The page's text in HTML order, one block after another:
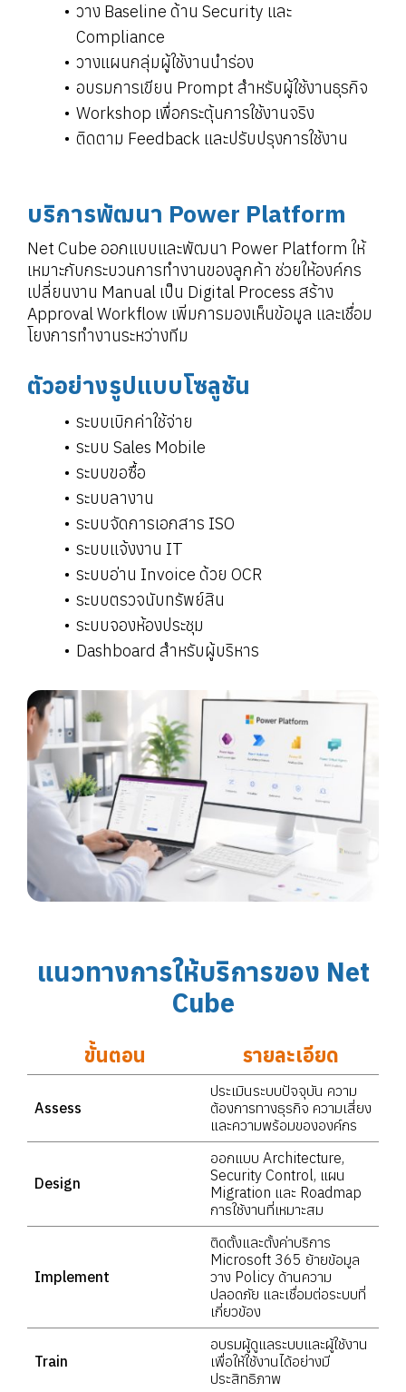
วาง Baseline ด้าน Security และ
Compliance
วางแผนกลุ่มผู้ใช้งานนำร่อง
อบรมการเขียน Prompt สำหรับผู้ใช้งานธุรกิจ
Workshop เพื่อกระตุ้นการใช้งานจริง
ติดตาม Feedback และปรับปรุงการใช้งาน
บริการพัฒนา Power Platform
Net Cube ออกแบบและพัฒนา Power Platform ให้
เหมาะกับกระบวนการทำงานของลูกค้า ช่วยให้องค์กร
เปลี่ยนงาน Manual เป็น Digital Process สร้าง
Approval Workflow เพิ่มการมองเห็นข้อมูล และเชื่อม
โยงการทำงานระหว่างทีม
ตัวอย่างรูปแบบโซลูชัน
ระบบเบิกค่าใช้จ่าย
ระบบ Sales Mobile
ระบบขอซื้อ
ระบบลางาน
ระบบจัดการเอกสาร ISO
ระบบแจ้งงาน IT
ระบบอ่าน Invoice ด้วย OCR
ระบบตรวจนับทรัพย์สิน
ระบบจองห้องประชุม
Dashboard สำหรับผู้บริหาร
แนวทางการให้บริการของ Net
Cube
ขั้นตอน รายละเอียด
Assess
ประเมินระบบปัจจุบัน ความ
ต้องการทางธุรกิจ ความเสี่ยง
และความพร้อมขององค์กร
Design
ออกแบบ Architecture,
Security Control, แผน
Migration และ Roadmap
การใช้งานที่เหมาะสม
Implement
ติดตั้งและตั้งค่าบริการ
Microsoft 365 ย้ายข้อมูล
วาง Policy ด้านความ
ปลอดภัย และเชื่อมต่อระบบที่
เกี่ยวข้อง
Train
อบรมผู้ดูแลระบบและผู้ใช้งาน
เพื่อให้ใช้งานได้อย่างมี
ประสิทธิภาพ